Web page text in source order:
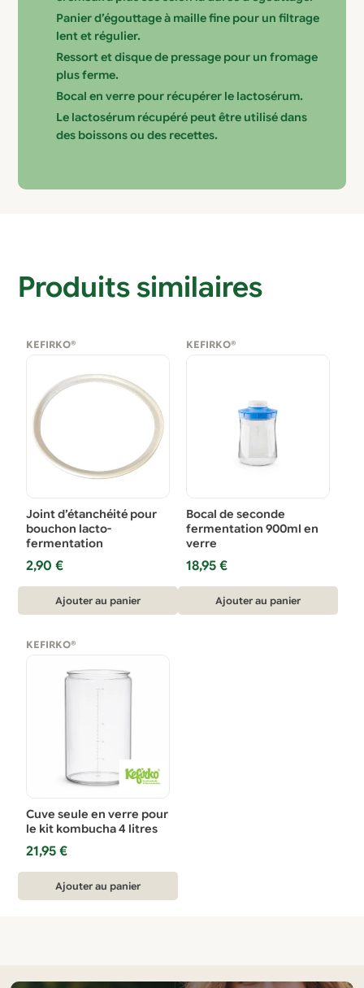
Panier d’égouttage à maille fine pour un filtrage
lent et régulier.
Ressort et disque de pressage pour un fromage
plus ferme.
Bocal en verre pour récupérer le lactosérum.
Le lactosérum récupéré peut être utilisé dans
des boissons ou des recettes.
Produits similaires
KEFIRKO®
Joint d’étanchéité pour
bouchon lacto-
fermentation
2,90€
Ajouter au panier
KEFIRKO®
Bocal de seconde
fermentation 900ml en
verre
18,95 €
Ajouter au panier
KEFIRKO®
Cuve seule en verre pour
le kit kombucha 4 litres
21,95€
Ajouter au panier